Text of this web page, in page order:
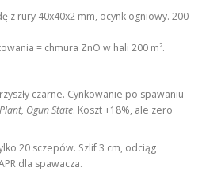
z rury 40x40x2 mm, ocynk ogniowy. 200
= chmura ZnO w hali 200 m².
czarne. Cynkowanie po spawaniu
Ogun State. Koszt +18%, ale zero
20 sczepów. Szlif 3 cm, odciąg
dla spawacza.